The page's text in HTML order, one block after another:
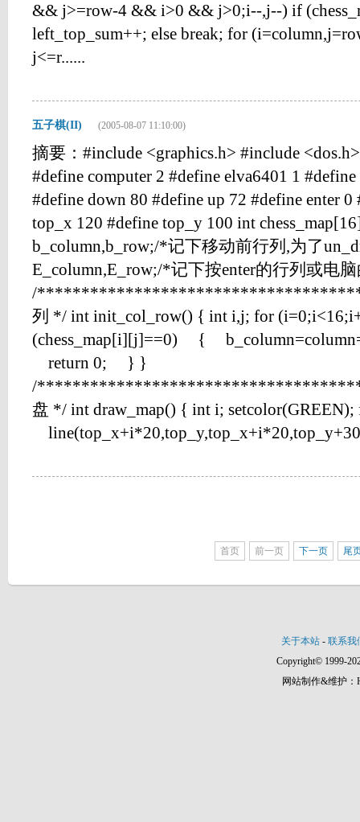
&& j>=row-4 && i>0 && j>0;i--,j--) if
left_top_sum++; else break; for
j<=r......
五子棋(II) (2005-08-07 11:10:00)
摘要：#include <graphics.h> #include
#define computer 2 #define elva6401 1
#define down 80 #define up 72 #define enter
top_x 120 #define top_y 100 int
b_column,b_row;/*记下移动前行列,为了
E_column,E_row;/*记下按enter的行列或电
/
列 */ int init_col_row() { int i,j; for
(chess_map[i][j]==0) {
return 0; } }
/
盘 */ int draw_map() { int i;
首页 前一页 下一页 尾
关于本站 - 联系我
Copyright© 1999-
网站制作&维护